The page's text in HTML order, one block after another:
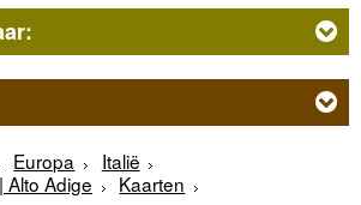
Europa
Italië
Alto Adige
Kaarten